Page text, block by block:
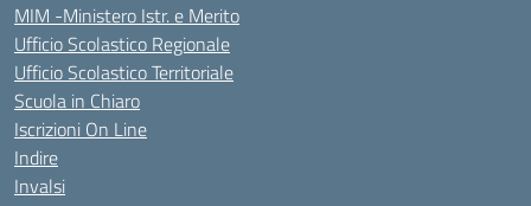
MIM -Ministero Istr. e Merito
Ufficio Scolastico Regionale
Ufficio Scolastico Territoriale
Scuola in Chiaro
Iscrizioni On Line
Indire
Invalsi